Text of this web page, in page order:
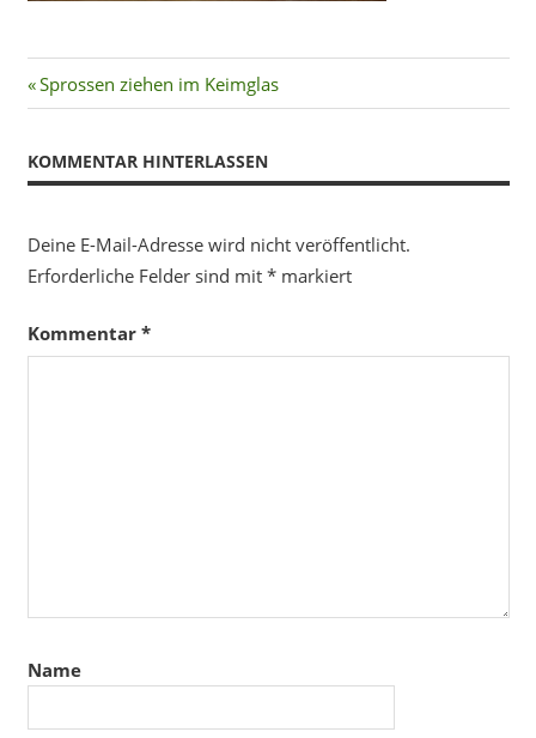
Beitragsnavigation
Vorheriger
Beitrag:
Sprossen ziehen im Keimglas
KOMMENTAR HINTERLASSEN
Deine E-Mail-Adresse wird nicht veröffentlicht.
Erforderliche Felder sind mit *markiert
Kommentar *
Name